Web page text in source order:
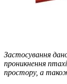
Застосування
проникнення
простору, а